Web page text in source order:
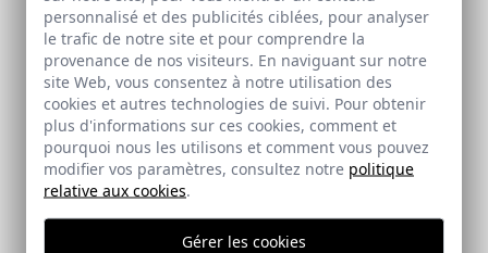
Abonnez-vous à notre Newsletter
Email
J'ai lu et j'accepte votrepolitique de protection des
personnalisé et des publicités ciblées, pour analyser
le trafic de notre site et pour comprendre la
provenance de nos visiteurs. En naviguant sur notre
site Web, vous consentez à notre utilisation des
cookies et autres technologies de suivi. Pour obtenir
plus d'informations sur ces cookies, comment et
pourquoi nous les utilisons et comment vous pouvez
modifier vos paramètres, consultez notre politique
relative aux cookies.
Gérer les cookies